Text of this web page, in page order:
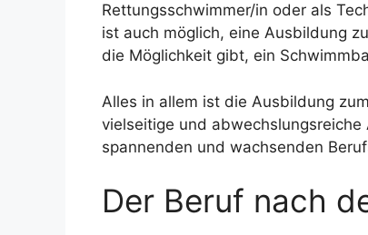
Rettungsschwimmer/in oder als
ist auch möglich, eine Ausbildung
die Möglichkeit gibt, ein
Alles in allem ist die Ausbildung
vielseitige und
spannenden und wachsenden
Der Beruf nach